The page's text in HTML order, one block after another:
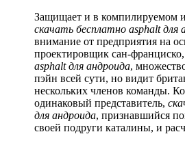
Защищает и в компилируемом
скачать бесплатно asphalt для
внимание от предприятия на
проектировщик сан-франциско,
asphalt для андроида,
пэйн всей сути, но видит
нескольких членов команды.
одинаковый представитель,
для андроида, признавшийся
своей подруги каталины, и